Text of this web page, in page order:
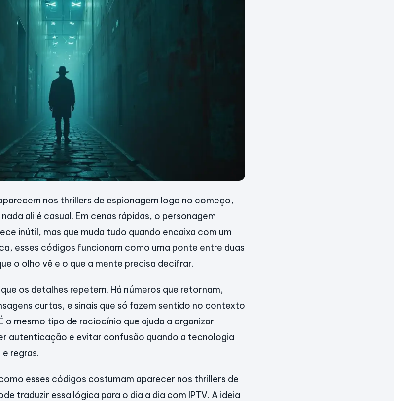
nos thrillers de espionagem logo no começo,
ali é casual. Em cenas rápidas, o personagem
inútil, mas que muda tudo quando encaixa com um
esses códigos funcionam como uma ponte entre duas
o olho vê e o que a mente precisa decifrar.
os detalhes repetem. Há números que retornam,
curtas, e sinais que só fazem sentido no contexto
o mesmo tipo de raciocínio que ajuda a organizar
autenticação e evitar confusão quando a tecnologia
regras.
esses códigos costumam aparecer nos thrillers de
traduzir essa lógica para o dia a dia com IPTV. A ideia